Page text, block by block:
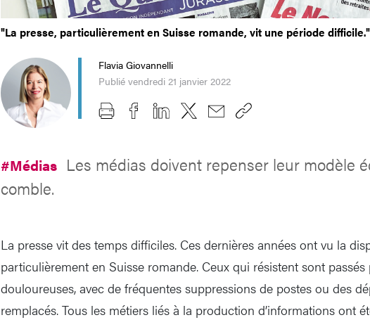
"La presse, particulièrement en Suisse romande, vit une période difficile."
Flavia Giovannelli
Publié vendredi 21 janvier 2022
#Médias Les médias doivent repenser leur modèle
comble.
La presse vit des temps difficiles. Ces dernières années ont vu la
particulièrement en Suisse romande. Ceux qui résistent sont
douloureuses, avec de fréquentes suppressions de postes ou des
remplacés. Tous les métiers liés à la production d’informations ont